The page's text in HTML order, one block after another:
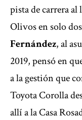
pista de carrera al
Olivos en solo
Fernández, al
2019, pensó en
a la gestión que
Toyota Corolla
allí a la Casa